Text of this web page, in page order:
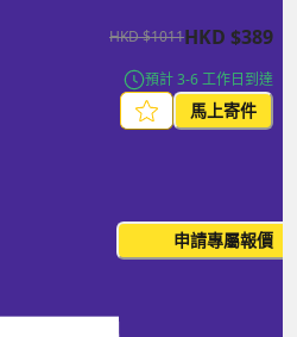
HKD$1011HKD $389
預計 3-6 工作日到達
馬上寄件
申請專屬報價